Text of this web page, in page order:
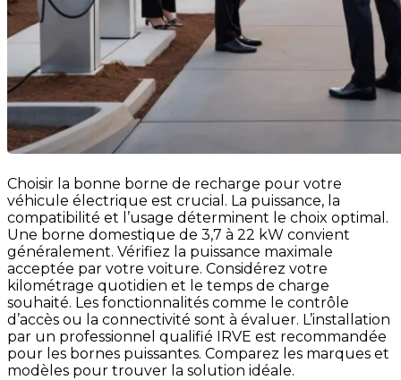
Choisir la bonne borne de recharge pour votre
véhicule électrique est crucial. La puissance, la
compatibilité et l’usage déterminent le choix optimal.
Une borne domestique de 3,7 à 22 kW convient
généralement. Vérifiez la puissance maximale
acceptée par votre voiture. Considérez votre
kilométrage quotidien et le temps de charge
souhaité. Les fonctionnalités comme le contrôle
d’accès ou la connectivité sont à évaluer. L’installation
par un professionnel qualifié IRVE est recommandée
pour les bornes puissantes. Comparez les marques et
modèles pour trouver la solution idéale.